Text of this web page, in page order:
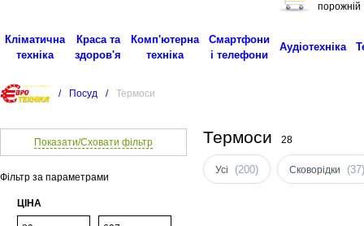
порожній
Кліматична
техніка
Краса та
здоров'я
Комп'ютерна
техніка
Смартфони
і телефони
Аудіотехніка
/ Посуд / Термоси
Показати/Сховати фільтр
Фільтр за параметрами
ЦІНА
Термоси 28
Усі (200) Сковорідки (37)